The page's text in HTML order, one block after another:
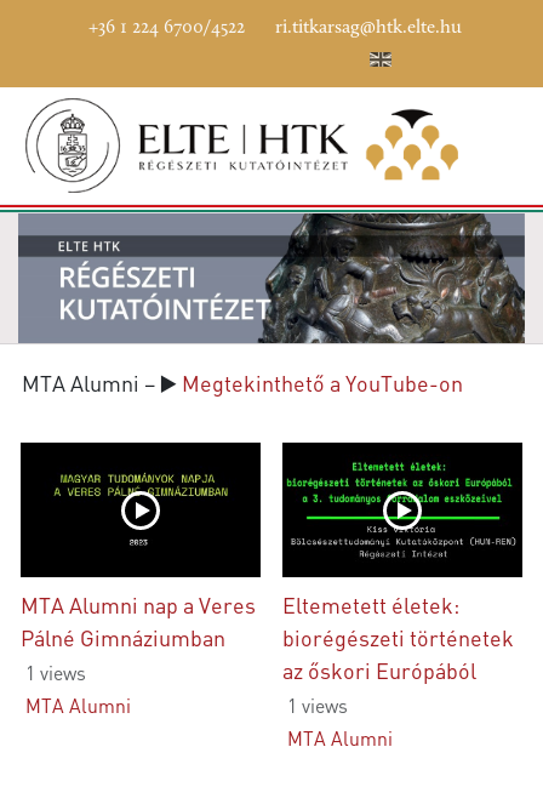
+36 1 224 6700/4522 ri.titkarsag@htk.elte.hu
MTA Alumni – ▶️ Megtekinthető a YouTube-on
MTA Alumni nap a Veres
Pálné Gimnáziumban
1 views
MTA Alumni
Eltemetett életek:
biorégészeti történetek
az őskori Európából
1 views
MTA Alumni